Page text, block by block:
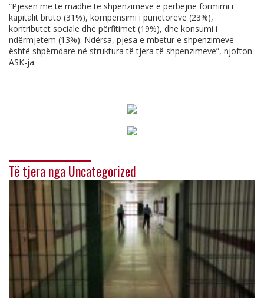
“Pjesën më të madhe të shpenzimeve e përbëjnë formimi i
kapitalit bruto (31%), kompensimi i punëtorëve (23%),
kontributet sociale dhe përfitimet (19%), dhe konsumi i
ndërmjetëm (13%). Ndërsa, pjesa e mbetur e shpenzimeve
është shpërndarë në struktura të tjera të shpenzimeve”, njofton
ASK-ja.
Të tjera nga Uncategorized